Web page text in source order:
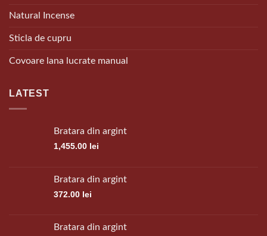
Natural Incense
Sticla de cupru
Covoare lana lucrate manual
LATEST
Bratara din argint
1,455.00 lei
Bratara din argint
372.00 lei
Bratara din argint